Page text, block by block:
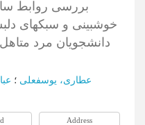
بررسی روابط
خوشبینی و سبکهای
دانشجویان مرد
عطاری، یوسفعلی ؛
Address